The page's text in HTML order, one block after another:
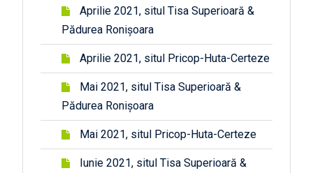
Aprilie 2021, situl Tisa Superioară &
Pădurea Ronișoara
Aprilie 2021, situl Pricop-Huta-Certeze
Mai 2021, situl Tisa Superioară &
Pădurea Ronișoara
Mai 2021, situl Pricop-Huta-Certeze
Iunie 2021, situl Tisa Superioară &